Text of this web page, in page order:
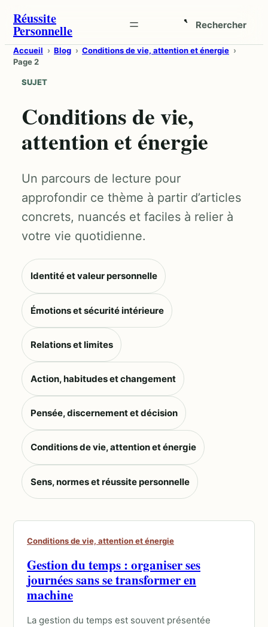
Aller
au
contenu
Réussite
Personnelle Rechercher
Ouvrir
la
Accueil Blog
Conditions de vie, attention et énergie
Page 2
SUJET
Conditions de vie,
attention et énergie
Un parcours de lecture pour
approfondir ce thème à partir d’articles
concrets, nuancés et faciles à relier à
votre vie quotidienne.
Identité et valeur personnelle
Émotions et sécurité intérieure
Relations et limites
Action, habitudes et changement
Pensée, discernement et décision
Conditions de vie, attention et énergie
Sens, normes et réussite personnelle
Conditions de vie, attention et énergie
Gestion du temps : organiser ses
journées sans se transformer en
machine
La gestion du temps est souvent présentée